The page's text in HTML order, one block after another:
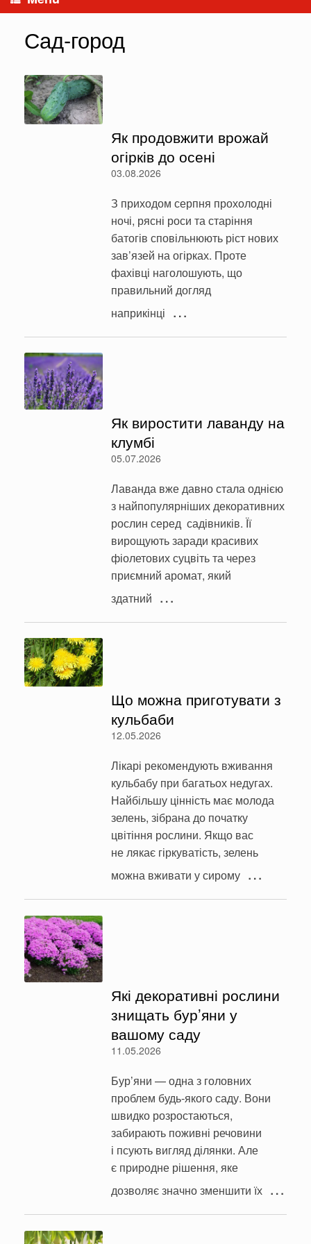
Сад-город
Як продовжити врожай
огірків до осені
03.08.2026
З приходом серпня прохолодні
ночі, рясні роси та старіння
батогів сповільнюють ріст нових
зав’язей на огірках. Проте
фахівці наголошують, що
правильний догляд
наприкінці …
Як виростити лаванду на
клумбі
05.07.2026
Лаванда вже давно стала однією
з найпопулярніших декоративних
рослин серед садівників. Її
вирощують заради красивих
фіолетових суцвіть та через
приємний аромат, який
здатний …
Що можна приготувати з
кульбаби
12.05.2026
Лікарі рекомендують вживання
кульбабу при багатьох недугах.
Найбільшу цінність має молода
зелень, зібрана до початку
цвітіння рослини. Якщо вас
не лякає гіркуватість, зелень
можна вживати у сирому …
Які декоративні рослини
знищать бур’яни у
вашому саду
11.05.2026
Бур’яни — одна з головних
проблем будь-якого саду. Вони
швидко розростаються,
забирають поживні речовини
і псують вигляд ділянки. Але
є природне рішення, яке
дозволяє значно зменшити їх …